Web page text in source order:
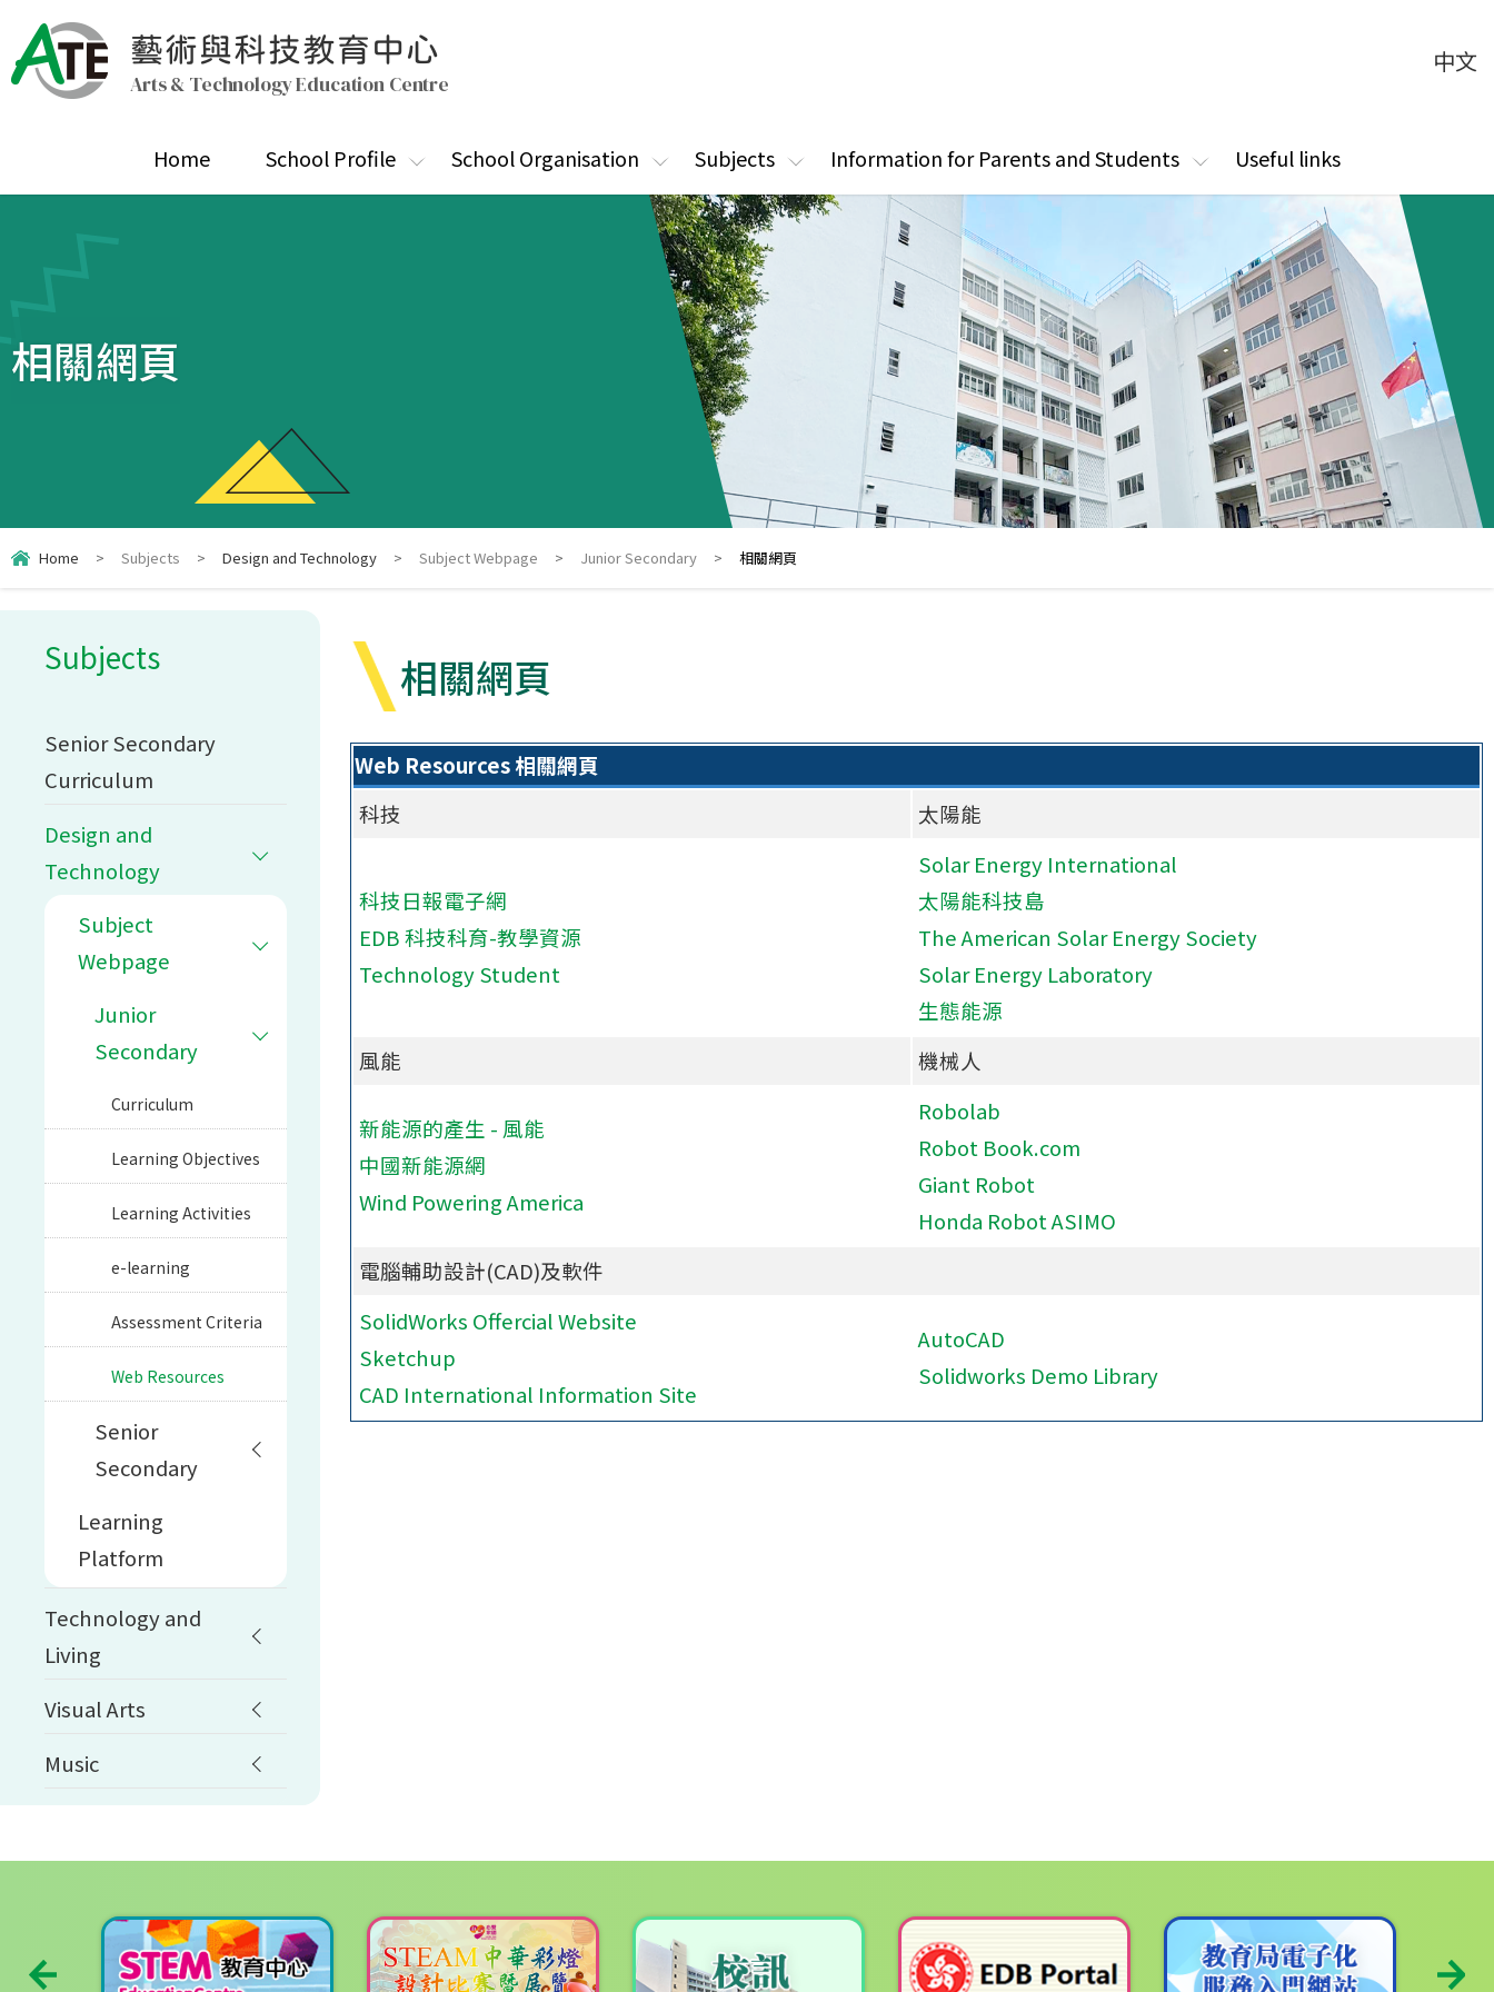
藝術與科技教育中心
Arts & Technology Education Centre
中文
Home School Profile School Organisation Subjects Information for Parents and Students Useful links
相關網頁
Home > Subjects > Design and Technology > Subject Webpage > Junior Secondary > 相關網頁
相關網頁
Web Resources 相關網頁
科技
太陽能
科技日報電子網
EDB 科技科育-教學資源
Technology Student
Solar Energy International
太陽能科技島
The American Solar Energy Society
Solar Energy Laboratory
生態能源
風能
機械人
新能源的產生 - 風能
中國新能源網
Wind Powering America
Robolab
Robot Book.com
Giant Robot
Honda Robot ASIMO
電腦輔助設計(CAD)及軟件
SolidWorks Offercial Website
Sketchup
CAD International Information Site
AutoCAD
Solidworks Demo Library
Subjects
Senior Secondary
Curriculum
Design and
Technology
Subject
Webpage
Junior
Secondary
Curriculum
Learning Objectives
Learning Activities
e-learning
Assessment Criteria
Web Resources
Senior
Secondary
Learning
Platform
Technology and
Living
Visual Arts
Music